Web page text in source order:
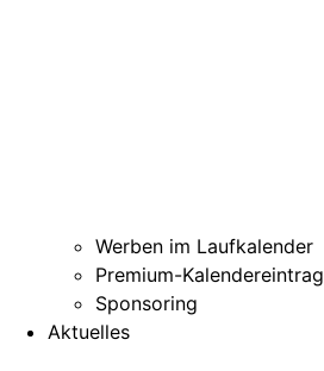
Werben im Laufkalender
Premium-Kalendereintrag
Sponsoring
Aktuelles